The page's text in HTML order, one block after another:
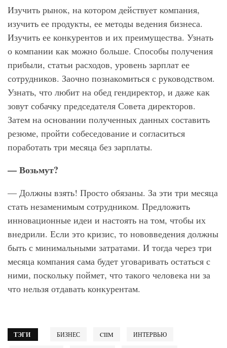
Изучить рынок, на котором действует компания,
изучить ее продукты, ее методы ведения бизнеса.
Изучить ее конкурентов и их преимущества. Узнать
о компании как можно больше. Способы получения
прибыли, статьи расходов, уровень зарплат ее
сотрудников. Заочно познакомиться с руководством.
Узнать, что любит на обед гендиректор, и даже как
зовут собачку председателя Совета директоров.
Затем на основании полученных данных составить
резюме, пройти собеседование и согласиться
поработать три месяца без зарплаты.
— Возьмут?
— Должны взять! Просто обязаны. За эти три месяца
стать незаменимым сотрудником. Предложить
инновационные идеи и настоять на том, чтобы их
внедрили. Если это кризис, то нововведения должны
быть с минимальными затратами. И тогда через три
месяца компания сама будет уговаривать остаться с
ними, поскольку поймет, что такого человека ни за
что нельзя отдавать конкурентам.
ТЭГИ БИЗНЕС CIIM ИНТЕРВЬЮ